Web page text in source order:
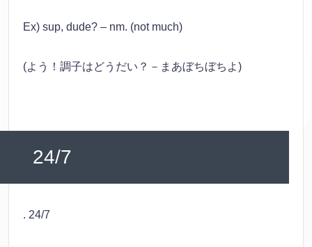
Ex) sup, dude? – nm. (not much)
(よう！調子はどうだい？－まあぼちぼちよ)
24/7
. 24/7